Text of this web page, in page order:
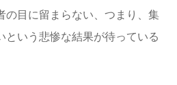
の目に留まらない、つまり、集
という悲惨な結果が待っている